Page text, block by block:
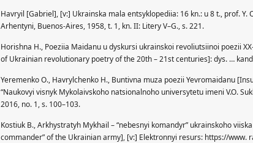
Havryil [Gabriel], [v:] Ukrainska mala entsyklopediia: 16 kn.: u 8 t., prof. Y.
Arhentyni, Buenos-Aires, 1958, t. 1, kn. II: Litery V–G., s. 221.
Horishna H., Poeziia Maidanu u dyskursi ukrainskoi revoliutsiinoi poezii
of Ukrainian revolutionary poetry of the 20th – 21st centuries]: dys. …
Yeremenko O., Havrylchenko H., Buntivna muza poezii Yevromaidanu
“Naukovyi visnyk Mykolaivskoho natsionalnoho universytetu imeni V.O.
2016, no. 1, s. 100–103.
Kostiuk B., Arkhystratyh Mykhail – “nebesnyi komandyr” ukrainskoho
commander” of the Ukrainian army], [v:] Elektronnyi resurs: https://www.